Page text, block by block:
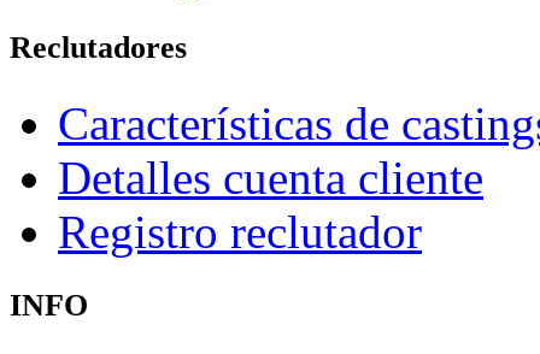
Reclutadores
Características de
Detalles cuenta cliente
Registro reclutador
INFO